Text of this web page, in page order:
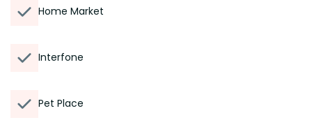
Home Market
Interfone
Pet Place